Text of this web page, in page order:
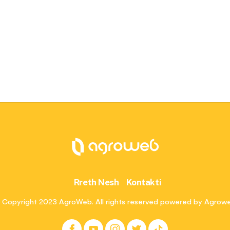
Rreth Nesh Kontakti
2023 AgroWeb. All rights reserved powered by